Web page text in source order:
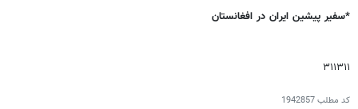
*سفیر پیشین ایران در افغانستان
۳۱۱۳۱۱
کد مطلب1942857